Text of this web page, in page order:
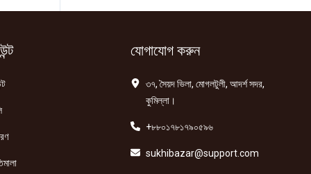
যোগাযোগ করুন
৩৭, সৈয়দ ভিলা, মোগলটুলী, আদর্শ সদর,
কুমিল্লা।
+৮৮০১৭৮১৭৯০৫৯৬
sukhibazar@support.com